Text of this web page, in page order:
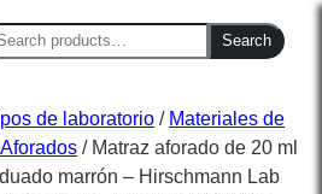
Search
de laboratorio / Materiales de
/ Matraz aforado de 20 ml
marrón – Hirschmann Lab